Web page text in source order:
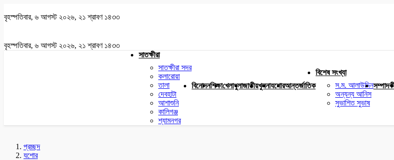
বৃহস্পতিবার, ৬ আগস্ট ২০২৬, ২১ শ্রাবণ ১৪৩৩
বৃহস্পতিবার, ৬ আগস্ট ২০২৬, ২১ শ্রাবণ ১৪৩৩
সাতক্ষীরা
সাতক্ষীরা সদর
কলারোয়া
তালা
দেবহাটা
আশাশুনি
কালিগঞ্জ
শ্যামনগর
বিনোদনশিক্ষাখেলাধুলাজাতীয়খুলনাযশোরআন্তর্জাতিক
বিশেষ সংখ্যা
স.ম. আলাউদ্দিন
অন্যন্য আনিস
সুভাশিত সুভাষ
প্রচ্ছদ
যশোর